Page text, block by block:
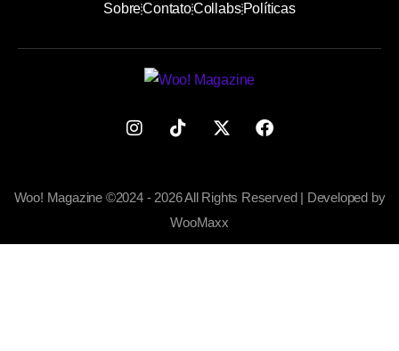
SobreContatoCollabsPolíticas
Woo! Magazine ©2024 - 2026 All Rights Reserved | Developed by
WooMaxx